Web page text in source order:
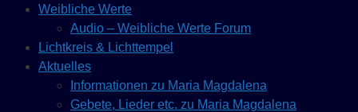
Weibliche Werte
Audio – Weibliche Werte Forum
Lichtkreis & Lichttempel
Aktuelles
Informationen zu Maria Magdalena
Gebete, Lieder etc. zu Maria Magdalena